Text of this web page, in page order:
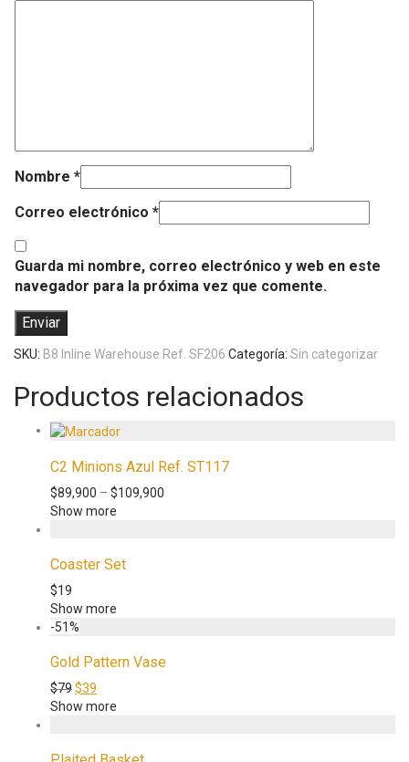
Nombre *
Correo electrónico *
Guarda mi nombre, correo electrónico y web en este
navegador para la próxima vez que comente.
SKU: B8 Inline Warehouse Ref. SF206 Categoría: Sin categorizar
Productos relacionados
C2 Minions Azul Ref. ST117
$89,900 – $109,900
Show more
Coaster Set
$19
Show more
-51%
Gold Pattern Vase
$79$39
Show more